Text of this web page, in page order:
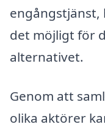
engångstjänst,
det möjligt för
alternativet.
Genom att
olika aktörer